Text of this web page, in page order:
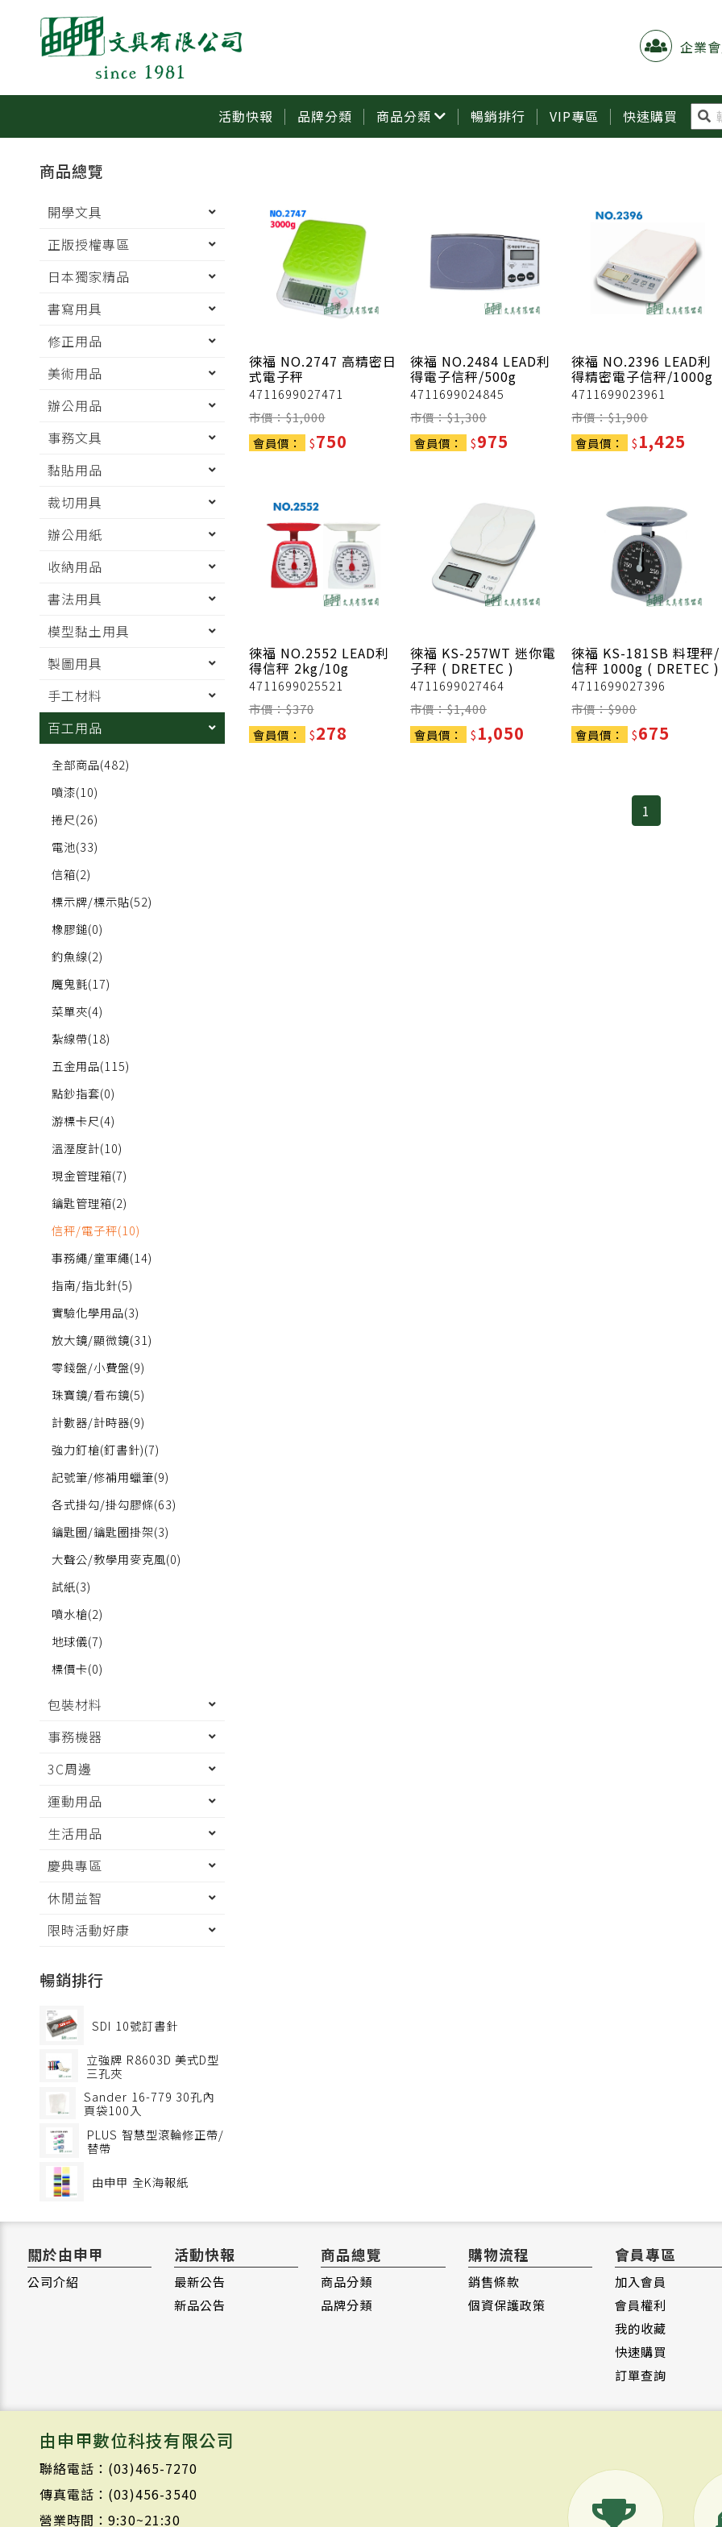
企業
活動快報 品牌分類 商品分類 暢銷排行 VIP專區 快速購買
商品總覽
開學文具
正版授權專區
日本獨家精品
書寫用具
修正用品
美術用品
辦公用品
事務文具
黏貼用品
裁切用具
辦公用紙
收納用品
書法用具
模型黏土用具
製圖用具
手工材料
百工用品
全部商品(482)
噴漆(10)
捲尺(26)
電池(33)
信箱(2)
標示牌/標示貼(52)
橡膠鎚(0)
釣魚線(2)
魔鬼氈(17)
菜單夾(4)
紮線帶(18)
五金用品(115)
點鈔指套(0)
游標卡尺(4)
溫溼度計(10)
現金管理箱(7)
鑰匙管理箱(2)
信秤/電子秤(10)
事務繩/童軍繩(14)
指南/指北針(5)
實驗化學用品(3)
放大鏡/顯微鏡(31)
零錢盤/小費盤(9)
珠寶鏡/看布鏡(5)
計數器/計時器(9)
強力釘槍(釘書針)(7)
記號筆/修補用蠟筆(9)
各式掛勾/掛勾膠條(63)
鑰匙圈/鑰匙圈掛架(3)
大聲公/教學用麥克風(0)
試紙(3)
噴水槍(2)
地球儀(7)
標價卡(0)
包裝材料
事務機器
3C周邊
運動用品
生活用品
慶典專區
休閒益智
限時活動好康
暢銷排行
SDI 10號訂書針
立強牌 R8603D 美式D型
三孔夾
Sander 16-779 30孔內
頁袋100入
PLUS 智慧型滾輪修正帶/
替帶
由申甲 全K海報紙
徠福 NO.2747 高精密日
式電子秤
4711699027471
市價：$1,000
會員價：
$750
徠福 NO.2484 LEAD利
得電子信秤/500g
4711699024845
市價：$1,300
會員價：
$975
徠福 NO.2396 LEAD利
得精密電子信秤/1000g
4711699023961
市價：$1,900
會員價：
$1,425
徠福 NO.2552 LEAD利
得信秤 2kg/10g
4711699025521
市價：$370
會員價：
$278
徠福 KS-257WT 迷你電
子秤 ( DRETEC )
4711699027464
市價：$1,400
會員價：
$1,050
徠福 KS-181SB 料理秤/
信秤 1000g ( DRETEC )
4711699027396
市價：$900
會員價：
$675
1
關於由申甲
公司介紹
活動快報
最新公告
新品公告
商品總覽
商品分類
品牌分類
購物流程
銷售條款
個資保護政策
會員專區
加入會員
會員權利
我的收藏
快速購買
訂單查詢
由申甲數位科技有限公司
聯絡電話：(03)465-7270
傳真電話：(03)456-3540
營業時間：9:30~21:30